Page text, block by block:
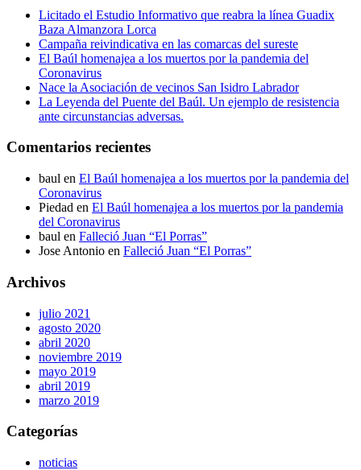
Licitado el Estudio Informativo que reabra la línea Guadix
Baza Almanzora Lorca
Campaña reivindicativa en las comarcas del sureste
El Baúl homenajea a los muertos por la pandemia del
Coronavirus
Nace la Asociación de vecinos San Isidro Labrador
La Leyenda del Puente del Baúl. Un ejemplo de resistencia
ante circunstancias adversas.
Comentarios recientes
baul en El Baúl homenajea a los muertos por la pandemia del
Coronavirus
Piedad en El Baúl homenajea a los muertos por la pandemia
del Coronavirus
baul en Falleció Juan “El Porras”
Jose Antonio en Falleció Juan “El Porras”
Archivos
julio 2021
agosto 2020
abril 2020
noviembre 2019
mayo 2019
abril 2019
marzo 2019
Categorías
noticias